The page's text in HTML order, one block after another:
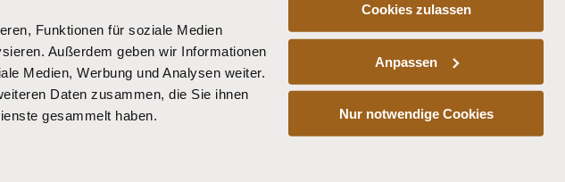
Funktionen für soziale Medien
Außerdem geben wir Informationen
Medien, Werbung und Analysen weiter.
Daten zusammen, die Sie ihnen
gesammelt haben.
Cookies zulassen
Anpassen
Nur notwendige Cookies